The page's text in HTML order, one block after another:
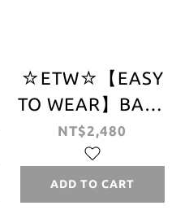
☆ETW☆【EASY
TO WEAR】BAPE
1ST CAMO STA GI
BELT 猿人 皮帶 經
典 迷彩 帆布腰帶
配件
NT$2,480
ADD TO CART